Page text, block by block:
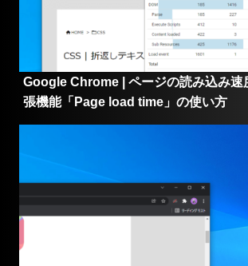
Google Chrome | ページの読み込み速
張機能「Page load time」の使い方